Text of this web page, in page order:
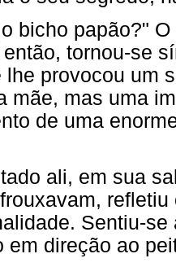
bicho papão?"
tornou-se
lhe provocou um
mãe, mas uma
de uma
ali, em sua
Sentiu-
em direção ao